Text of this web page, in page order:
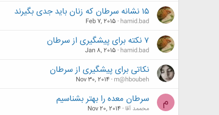
۱۵ نشانه سرطان که زنان باید جدی بگیرند
hamid.bad
Feb 7, 2015
۷ نکته برای پیشگیری از سرطان
hamid.bad
Jan 8, 2015
نکاتی برای پیشگیری از سرطان
m@hboubeh
Nov 30, 2014
م سرطان معده را بهتر بشناسیم
محممد آقا Nov 20, 2014